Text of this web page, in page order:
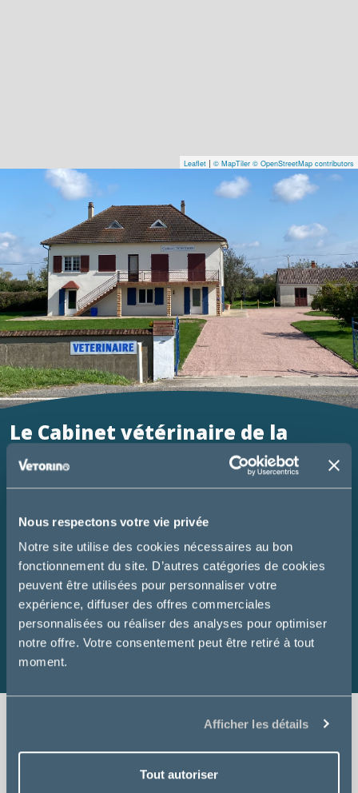
Nous respectons votre vie privée
Notre site utilise des cookies nécessaires au bon
fonctionnement du site. D’autres catégories de cookies
peuvent être utilisées pour personnaliser votre
expérience, diffuser des offres commerciales
personnalisées ou réaliser des analyses pour optimiser
notre offre. Votre consentement peut être retiré à tout
moment.
Afficher les détails
Tout autoriser
Leaflet | © MapTiler © OpenStreetMap contributors
Le Cabinet vétérinaire de la
Carmone à Saint-Pourçain-sur-
Sioule 03500
Notre mission est d'offrir à vos compagnons des soins
de qualité avec douceur et dans un environnement
accueillant et bienveillant.
Du simple bilan de santé aux situations d'urgences,
nous mettons tout en oeuvre pour assurer leur bien-
être et votre tranquillité.
Consultation